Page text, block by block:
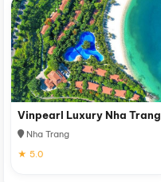
Vinpearl Luxury Nha Trang
Nha Trang
★ 5.0